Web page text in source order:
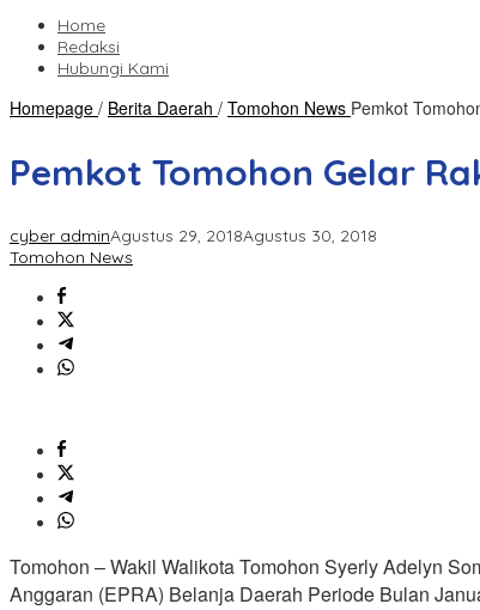
Home
Redaksi
Hubungi Kami
Homepage / Berita Daerah / Tomohon News Pemkot
Pemkot Tomohon Gelar
cyber adminAgustus 29, 2018Agustus 30, 2018
Tomohon News
Tomohon – Wakil Walikota Tomohon Syerly Adelyn
Anggaran (EPRA) Belanja Daerah Periode Bulan